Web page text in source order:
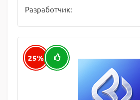
Разработчик:
25%